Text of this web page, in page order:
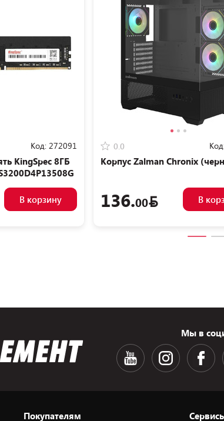
Код: 272091
KingSpec 8ГБ
В корзину
0.0
Корпус Zalman Chronix
136.00 В
Мы в
Покупателям